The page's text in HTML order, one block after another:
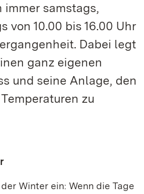
immer samstags,
von 10.00 bis 16.00 Uhr
Dabei legt
ganz eigenen
und seine Anlage, den
zu
Winter ein: Wenn die Tage